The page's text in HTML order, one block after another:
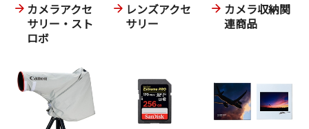
カメラアクセ
サリー・スト
ロボ
レンズアクセ
サリー
カメラ収納関
連商品